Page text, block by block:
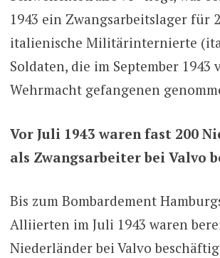
1943 ein Zwangsarbeitslager für
italienische Militärinternierte
Soldaten, die im September 1943
Wehrmacht gefangenen
Vor Juli 1943 waren fast 200
als Zwangsarbeiter bei Valvo
Bis zum Bombardement
Alliierten im Juli 1943 waren
Niederländer bei Valvo